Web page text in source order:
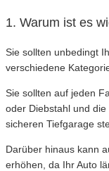
1. Warum ist es
Sie sollten unbedingt
verschiedene
Sie sollten auf jeden
oder Diebstahl und
sicheren Tiefgarage
Darüber hinaus kann
erhöhen, da Ihr Auto